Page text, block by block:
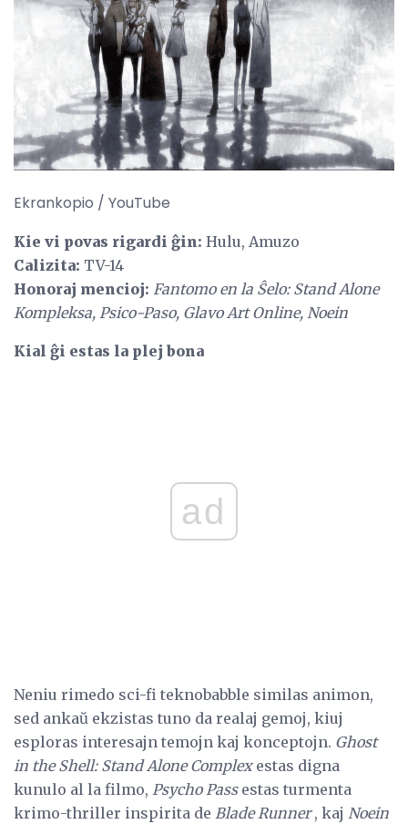
Ekrankopio / YouTube
Kie vi povas rigardi ĝin: Hulu, Amuzo
Calizita: TV-14
Honoraj mencioj: Fantomo en la Ŝelo: Stand Alone
Kompleksa, Psico-Paso, Glavo Art Online, Noein
Kial ĝi estas la plej bona
ad
Neniu rimedo sci-fi teknobabble similas animon,
sed ankaŭ ekzistas tuno da realaj gemoj, kiuj
esploras interesajn temojn kaj konceptojn. Ghost
in the Shell: Stand Alone Complexestas digna
kunulo al la filmo, Psycho Passestas turmenta
krimo-thriller inspirita de Blade Runner, kaj Noein